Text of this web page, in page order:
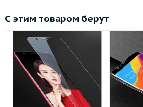
С этим товаром берут